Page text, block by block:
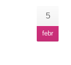
5
febr